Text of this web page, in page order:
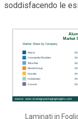
soddisfacendo le
Laminati in